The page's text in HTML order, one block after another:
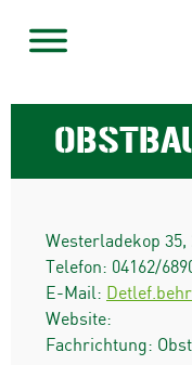
Westerladekop 35,
Telefon: 04162/
E-Mail:
Website:
Fachrichtung: